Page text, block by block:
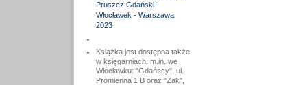
Pruszcz Gdański -
Włocławek - Warszawa,
2023
Książka jest dostępna także
w księgarniach, m.in. we
Włocławku: "Gdańscy", ul.
Promienna 1 B oraz "Żak",